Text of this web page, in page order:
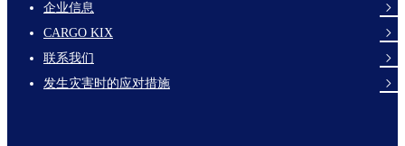
footer-
links-
en-
企业信息
CARGO KIX
联系我们
发生灾害时的应对措施